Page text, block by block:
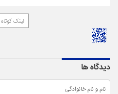
لینک کوتاه
دیدگاه ها